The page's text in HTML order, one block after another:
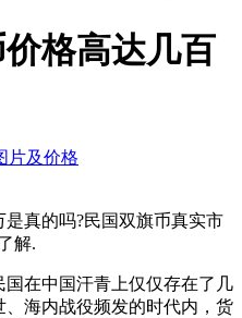
格高达几百
片及价格
是真的吗?民国双旗币真实市
解.
在中国汗青上仅仅存在了几
海内战役频发的时代内，货